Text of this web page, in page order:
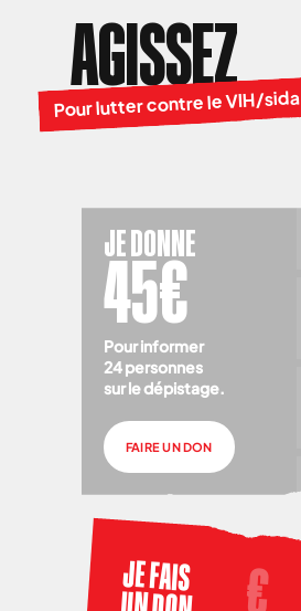
AGISSEZ
Pour lutter contre le VIH/sida
JE DONNE
45€
Pour informer
24 personnes
sur le dépistage.
FAIRE UN DON
JE FAIS